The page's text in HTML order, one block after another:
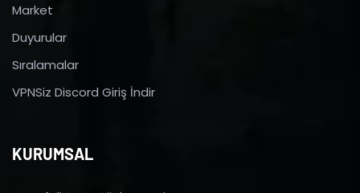
Market
Duyurular
Sıralamalar
VPNSiz Discord Giriş İndir
KURUMSAL